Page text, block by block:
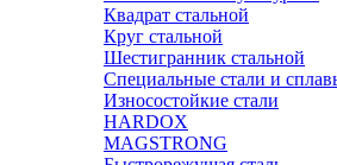
Квадрат стальной
Круг стальной
Шестигранник стальной
Специальные стали и
Износостойкие стали
HARDOX
MAGSTRONG